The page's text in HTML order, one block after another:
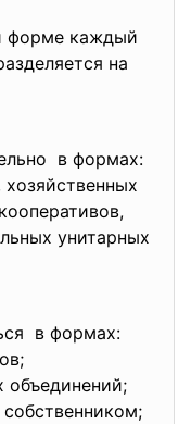
форме каждый
на
в формах:
унитарных
в формах:
объединений;